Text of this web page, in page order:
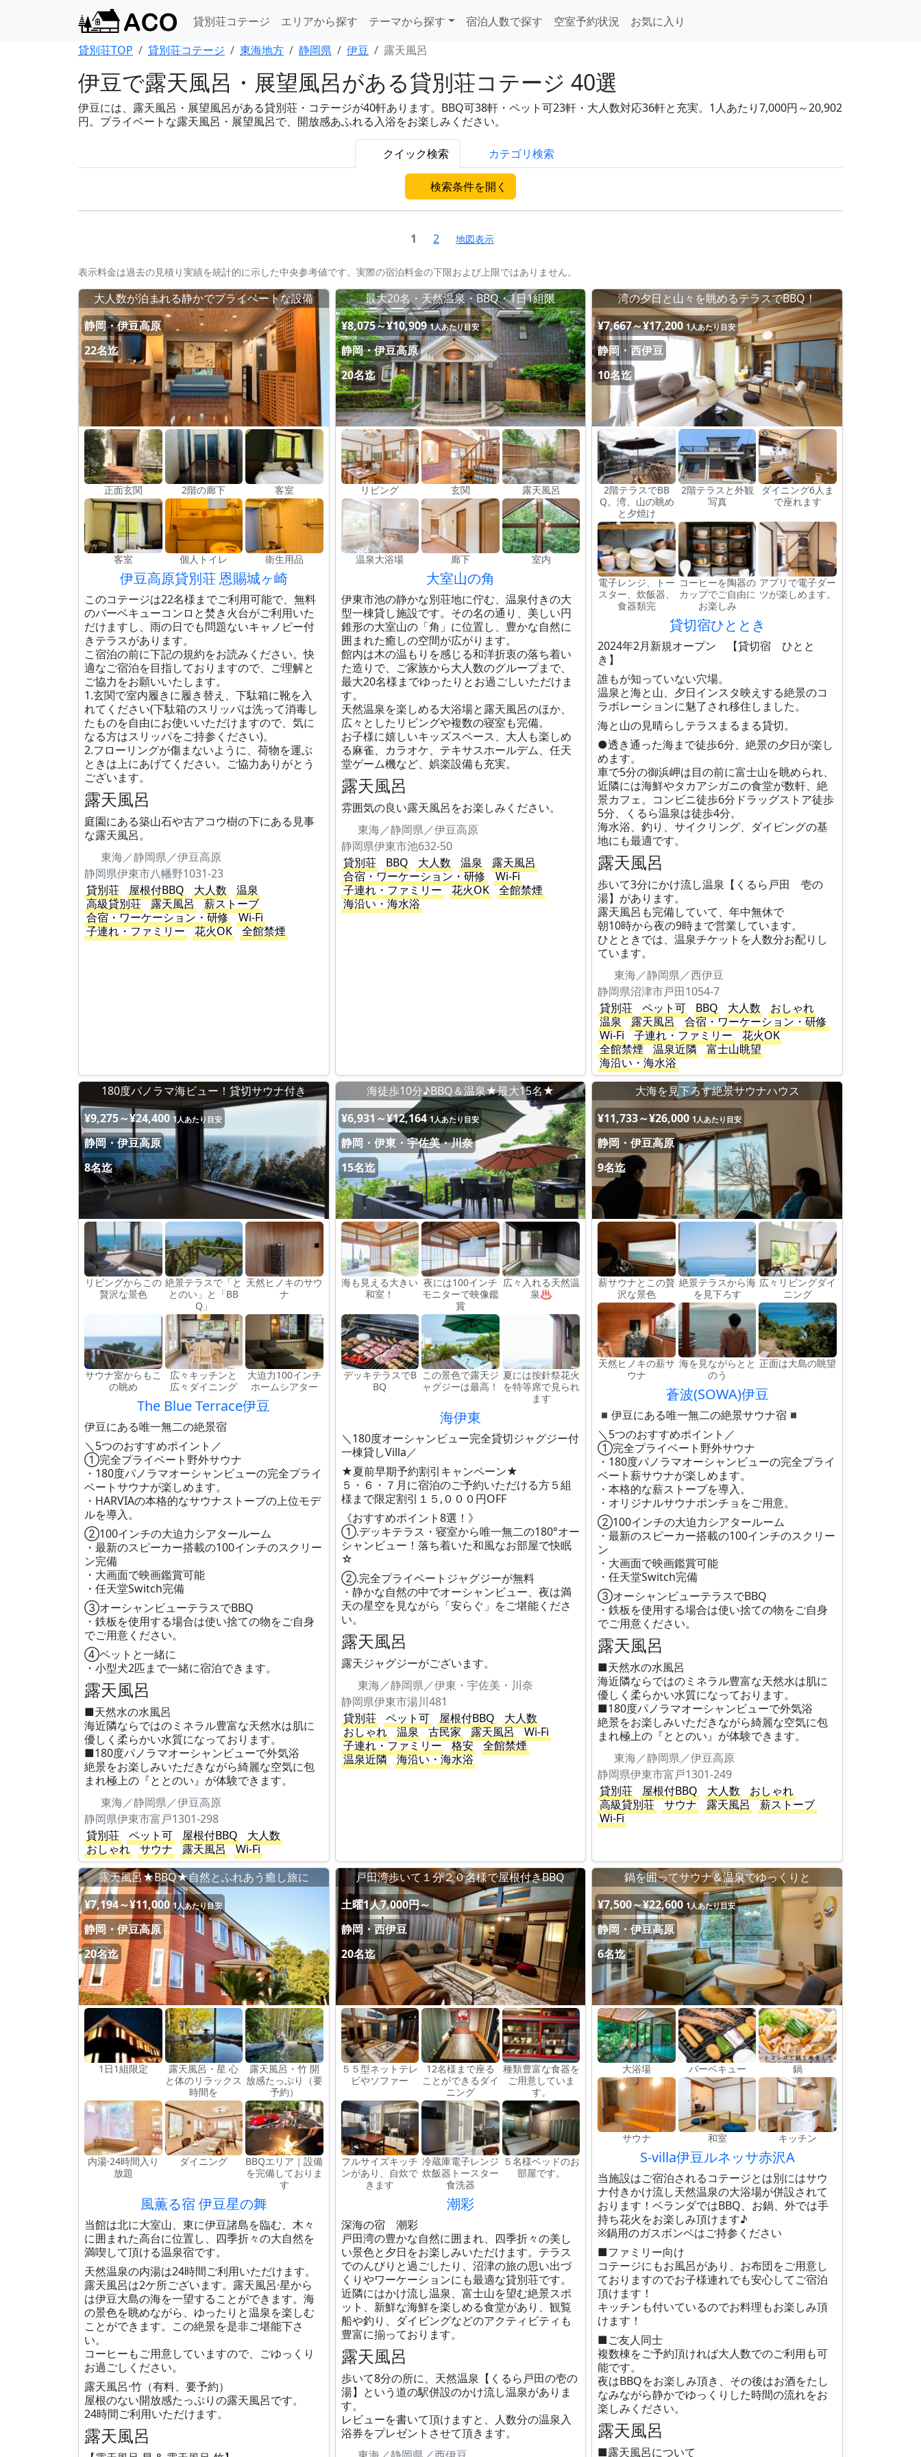
貸別荘コテージ エリアから探す テーマから探す 宿泊人数で探す 空室予約状況
お気に入り
貸別荘TOP
貸別荘コテージ 東海地方 静岡県 伊豆 露天風呂
伊豆で露天風呂・展望風呂がある貸別荘コテージ 40選
伊豆には、露天風呂・展望風呂がある貸別荘・コテージが40軒あります。BBQ可38軒・ペット可23軒・大人数対応36軒と充実。1人あたり7,000円～20,902
円。プライベートな露天風呂・展望風呂で、開放感あふれる入浴をお楽しみください。
クイック検索 カテゴリ検索
検索条件を開く
1 2 地図表示
表示料金は過去の見積り実績を統計的に示した中央参考値です。実際の宿泊料金の下限および上限ではありません。
大人数が泊まれる静かでプライベートな設備
静岡・伊豆高原
22名迄
正面玄関 2階の廊下 客室
客室 個人トイレ 衛生用品
伊豆高原貸別荘 恩賜城ヶ崎
このコテージは22名様までご利用可能で、無料
のバーベキューコンロと焚き火台がご利用いた
だけますし、雨の日でも問題ないキャノピー付
きテラスがあります。
こ宿泊の前に下記の規約をお読みください。快
適なご宿泊を目指しておりますので、ご理解と
ご協力をお願いいたします。
1.玄関で室内履きに履き替え、下駄箱に靴を入
れてください(下駄箱のスリッパは洗って消毒し
たものを自由にお使いいただけますので、気に
なる方はスリッパをご持参ください)。
2.フローリングが傷まないように、荷物を運ぶ
ときは上にあげてください。ご協力ありがとう
ございます。
露天風呂
庭園にある築山石や古アコウ樹の下にある見事
な露天風呂。
東海／静岡県／伊豆高原
静岡県伊東市八幡野1031-23
貸別荘
屋根付BBQ 大人数
温泉
高級貸別荘
露天風呂
薪ストーブ
合宿・ワーケーション・研修
Wi-Fi
子連れ・ファミリー
花火OK 全館禁煙
最大20名・天然温泉・BBQ・1日1組限
¥8,075～¥10,909 1人あたり目安
静岡・伊豆高原
20名迄
リビング 玄関 露天風呂
温泉大浴場 廊下 室内
大室山の角
伊東市池の静かな別荘地に佇む、温泉付きの大
型一棟貸し施設です。その名の通り、美しい円
錐形の大室山の「角」に位置し、豊かな自然に
囲まれた癒しの空間が広がります。
館内は木の温もりを感じる和洋折衷の落ち着い
た造りで、ご家族から大人数のグループまで、
最大20名様までゆったりとお過ごしいただけま
す。
天然温泉を楽しめる大浴場と露天風呂のほか、
広々としたリビングや複数の寝室も完備。
お子様に嬉しいキッズスペース、大人も楽しめ
る麻雀、カラオケ、テキサスホールデム、任天
堂ゲーム機など、娯楽設備も充実。
露天風呂
雰囲気の良い露天風呂をお楽しみください。
東海／静岡県／伊豆高原
静岡県伊東市池632-50
貸別荘
BBQ 大人数 温泉
露天風呂
合宿・ワーケーション・研修
Wi-Fi
子連れ・ファミリー
花火OK
全館禁煙
海沿い・海水浴
湾の夕日と山々を眺めるテラスでBBQ！
¥7,667～¥17,200 1人あたり目安
静岡・西伊豆
10名迄
2階テラスでBB
Q。湾、山の眺め
と夕焼け
2階テラスと外観
写真
ダイニング6人ま
で座れます
電子レンジ、トー
スター、炊飯器、
食器類完
コーヒーを陶器の
カップでご自由に
お楽しみ
アプリで電子ダー
ツが楽しめます。
貸切宿ひととき
2024年2月新規オープン 【貸切宿 ひとと
き】
誰もが知っていない穴場。
温泉と海と山、夕日インスタ映えする絶景のコ
ラボレーションに魅了され移住しました。
海と山の見晴らしテラスまるまる貸切。
●透き通った海まで徒歩6分、絶景の夕日が楽し
めます。
車で5分の御浜岬は目の前に富士山を眺められ、
近隣には海鮮やタカアシガニの食堂が数軒、絶
景カフェ。コンビニ徒歩6分ドラッグストア徒歩
5分、くるら温泉は徒歩4分。
海水浴、釣り、サイクリング、ダイビングの基
地にも最適です。
露天風呂
歩いて3分にかけ流し温泉【くるら戸田 壱の
湯】があります。
露天風呂も完備していて、年中無休で
朝10時から夜の9時まで営業しています。
ひとときでは、温泉チケットを人数分お配りし
ています。
東海／静岡県／西伊豆
静岡県沼津市戸田1054-7
貸別荘
ペット可 BBQ 大人数
おしゃれ
温泉
露天風呂
合宿・ワーケーション・研修
Wi-Fi
子連れ・ファミリー
花火OK
全館禁煙
温泉近隣
富士山眺望
海沿い・海水浴
180度パノラマ海ビュー！貸切サウナ付き
¥9,275～¥24,400 1人あたり目安
静岡・伊豆高原
8名迄
リビングからこの
贅沢な景色
絶景テラスで「と
とのい」と「BB
Q」
天然ヒノキのサウ
ナ
サウナ室からもこ
の眺め
広々キッチンと
広々ダイニング
大迫力100インチ
ホームシアター
The Blue Terrace伊豆
伊豆にある唯一無二の絶景宿
＼5つのおすすめポイント／
①完全プライベート野外サウナ
・180度パノラマオーシャンビューの完全プライ
ベートサウナが楽しめます。
・HARVIAの本格的なサウナストーブの上位モデ
ルを導入。
②100インチの大迫力シアタールーム
・最新のスピーカー搭載の100インチのスクリー
ン完備
・大画面で映画鑑賞可能
・任天堂Switch完備
③オーシャンビューテラスでBBQ
・鉄板を使用する場合は使い捨ての物をご自身
でご用意ください。
④ペットと一緒に
・小型犬2匹まで一緒に宿泊できます。
露天風呂
■天然水の水風呂
海近隣ならではのミネラル豊富な天然水は肌に
優しく柔らかい水質になっております。
■180度パノラマオーシャンビューで外気浴
絶景をお楽しみいただきながら綺麗な空気に包
まれ極上の『ととのい』が体験できます。
東海／静岡県／伊豆高原
静岡県伊東市富戸1301-298
貸別荘
ペット可 屋根付BBQ
大人数
おしゃれ
サウナ 露天風呂 Wi-Fi
海徒歩10分♪BBQ＆温泉★最大15名★
¥6,931～¥12,164 1人あたり目安
静岡・伊東・宇佐美・川奈
15名迄
海も見える大きい
和室！
夜には100インチ
モニターで映像鑑
賞
広々入れる天然温
泉♨
デッキテラスでB
BQ
この景色で露天ジ
ャグジーは最高！
夏には按針祭花火
を特等席で見られ
ます
海伊東
＼180度オーシャンビュー完全貸切ジャグジー付
一棟貸しVilla／
★夏前早期予約割引キャンペーン★
５・６・７月に宿泊のご予約いただける方５組
様まで限定割引１５,０００円OFF
《おすすめポイント8選！》
①.デッキテラス・寝室から唯一無二の180°オー
シャンビュー！落ち着いた和風なお部屋で快眠
☆
②.完全プライベートジャグジーが無料
・静かな自然の中でオーシャンビュー、夜は満
天の星空を見ながら「安らぐ」をご堪能くださ
い。
露天風呂
露天ジャグジーがございます。
東海／静岡県／伊東・宇佐美・川奈
静岡県伊東市湯川481
貸別荘
ペット可 屋根付BBQ
大人数
おしゃれ
温泉 古民家 露天風呂
Wi-Fi
子連れ・ファミリー
格安
全館禁煙
温泉近隣
海沿い・海水浴
大海を見下ろす絶景サウナハウス
¥11,733～¥26,000 1人あたり目安
静岡・伊豆高原
9名迄
薪サウナとこの贅
沢な景色
絶景テラスから海
を見下ろす
広々リビングダイ
ニング
天然ヒノキの薪サ
ウナ
海を見ながらとと
のう
正面は大島の眺望
蒼波(SOWA)伊豆
◾︎伊豆にある唯一無二の絶景サウナ宿◾︎
＼5つのおすすめポイント／
①完全プライベート野外サウナ
・180度パノラマオーシャンビューの完全プライ
ベート薪サウナが楽しめます。
・本格的な薪ストーブを導入。
・オリジナルサウナポンチョをご用意。
②100インチの大迫力シアタールーム
・最新のスピーカー搭載の100インチのスクリー
ン
・大画面で映画鑑賞可能
・任天堂Switch完備
③オーシャンビューテラスでBBQ
・鉄板を使用する場合は使い捨ての物をご自身
でご用意ください。
露天風呂
■天然水の水風呂
海近隣ならではのミネラル豊富な天然水は肌に
優しく柔らかい水質になっております。
■180度パノラマオーシャンビューで外気浴
絶景をお楽しみいただきながら綺麗な空気に包
まれ極上の『ととのい』が体験できます。
東海／静岡県／伊豆高原
静岡県伊東市富戸1301-249
貸別荘
屋根付BBQ 大人数
おしゃれ
高級貸別荘
サウナ 露天風呂
薪ストーブ
Wi-Fi
露天風呂★BBQ★自然とふれあう癒し旅に
¥7,194～¥11,000 1人あたり目安
静岡・伊豆高原
20名迄
1日1組限定
露天風呂・星 心
と体のリラックス
時間を
露天風呂・竹 開
放感たっぷり（要
予約）
内湯·24時間入り
放題
ダイニング
BBQエリア｜設備
を完備しておりま
す
風薫る宿 伊豆星の舞
当館は北に大室山、東に伊豆諸島を臨む、木々
に囲まれた高台に位置し、四季折々の大自然を
満喫して頂ける温泉宿です。
天然温泉の内湯は24時間ご利用いただけます。
露天風呂は2ケ所ございます。露天風呂·星から
は伊豆大島の海を一望することができます。海
の景色を眺めながら、ゆったりと温泉を楽しむ
ことができます。この絶景を是非ご堪能下さ
い。
コーヒーもご用意していますので、ごゆっくり
お過ごしください。
露天風呂·竹（有料、要予約）
屋根のない開放感たっぷりの露天風呂です。
24時間ご利用いただけます。
露天風呂
戸田湾歩いて１分２０名様で屋根付きBBQ
土曜1人7,000円～
静岡・西伊豆
20名迄
５５型ネットテレ
ビやソファー
12名様まで座る
ことができるダイ
ニング
種類豊富な食器を
ご用意していま
す。
フルサイズキッチ
ンがあり、自炊で
きます
冷蔵庫電子レンジ
炊飯器トースター
食洗器
５名様ベッドのお
部屋です。
潮彩
深海の宿 潮彩
戸田湾の豊かな自然に囲まれ、四季折々の美し
い景色と夕日をお楽しみいただけます。テラス
でのんびりと過ごしたり、沼津の旅の思い出づ
くりやワーケーションにも最適な貸別荘です。
近隣にはかけ流し温泉、富士山を望む絶景スポ
ット、新鮮な海鮮を楽しめる食堂があり、観覧
船や釣り、ダイビングなどのアクティビティも
豊富に揃っております。
露天風呂
歩いて8分の所に、天然温泉【くるら戸田の壱の
湯】という道の駅併設のかけ流し温泉がありま
す。
レビューを書いて頂けますと、人数分の温泉入
浴券をプレゼントさせて頂きます。
鍋を囲ってサウナ＆温泉でゆっくりと
¥7,500～¥22,600 1人あたり目安
静岡・伊豆高原
6名迄
大浴場 バーベキュー 鍋
サウナ 和室 キッチン
S-villa伊豆ルネッサ赤沢A
当施設はご宿泊されるコテージとは別にはサウ
ナ付きかけ流し天然温泉の大浴場が併設されて
おります！ベランダではBBQ、お鍋、外では手
持ち花火をお楽しみ頂けます♪
※鍋用のガスボンベはご持参ください
■ファミリー向け
コテージにもお風呂があり、お布団をご用意し
ておりますのでお子様連れでも安心してご宿泊
頂けます！
キッチンも付いているのでお料理もお楽しみ頂
けます！
■ご友人同士
複数棟をご予約頂ければ大人数でのご利用も可
能です。
夜はBBQをお楽しみ頂き、その後はお酒をたし
なみながら静かでゆっくりした時間の流れをお
楽しみください。
露天風呂
■露天風呂について